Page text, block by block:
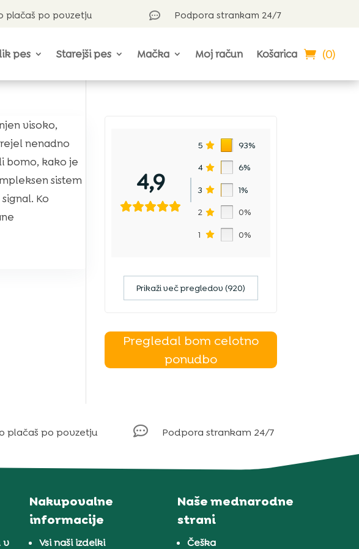
plačaš po povzetju  Podpora strankam 24/7
pes Starejši pes Mačka Moj račun Košarica (0)
visoko,
nenadno
bomo, kako je
sistem
Ko
4,9
5 93%
4 6%
3 1%
2 0%
1 0%
Prikaži več pregledov (920)
Pregledal bom celotno
ponudbo
plačaš po povzetju  Podpora strankam 24/7
v
Nakupovalne
informacije
Vsi naši izdelki
Naše mednarodne
strani
Češka